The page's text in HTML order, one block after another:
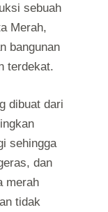
sebuah
Merah,
bangunan
terdekat.
dibuat dari
sehingga
dan
merah
tidak